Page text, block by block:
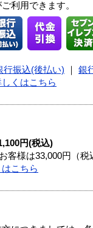
利用できます。
行振込(後払い) 銀
くはこちら
円(税込)
客様は33,000円（税
こちら